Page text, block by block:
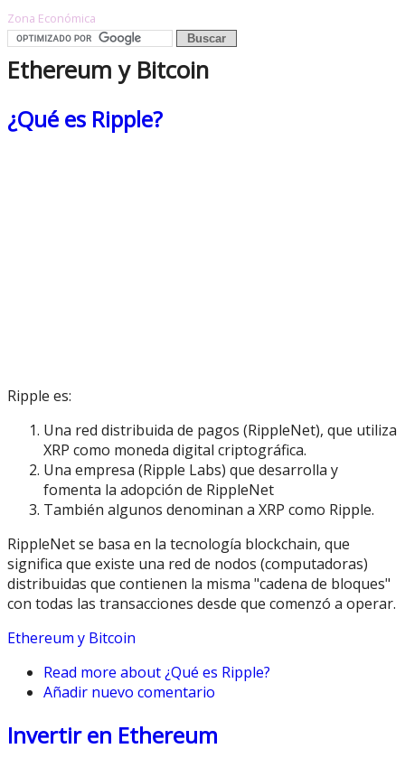
Zona Económica
Ethereum y Bitcoin
¿Qué es Ripple?
Ripple es:
Una red distribuida de pagos (RippleNet), que utiliza
XRP como moneda digital criptográfica.
Una empresa (Ripple Labs) que desarrolla y
fomenta la adopción de RippleNet
También algunos denominan a XRP como Ripple.
RippleNet se basa en la tecnología blockchain, que
significa que existe una red de nodos (computadoras)
distribuidas que contienen la misma "cadena de bloques"
con todas las transacciones desde que comenzó a operar.
Ethereum y Bitcoin
Read more about ¿Qué es Ripple?
Añadir nuevo comentario
Invertir en Ethereum